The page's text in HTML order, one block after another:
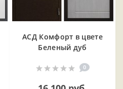
АСД Комфорт в цвете
Беленый дуб
0